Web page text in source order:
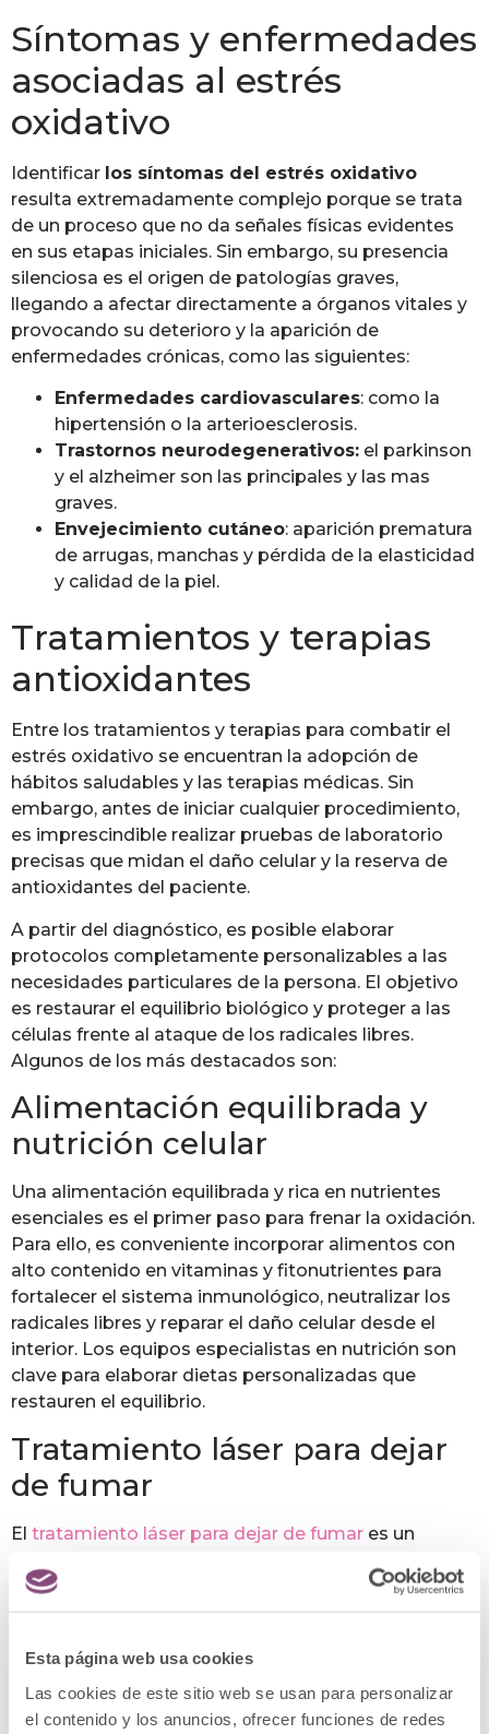
Esta página web usa cookies
Las cookies de este sitio web se usan para personalizar
el contenido y los anuncios, ofrecer funciones de redes
Síntomas y enfermedades
asociadas al estrés
oxidativo
Identificar los síntomas del estrés oxidativo
resulta extremadamente complejo porque se trata
de un proceso que no da señales físicas evidentes
en sus etapas iniciales. Sin embargo, su presencia
silenciosa es el origen de patologías graves,
llegando a afectar directamente a órganos vitales y
provocando su deterioro y la aparición de
enfermedades crónicas, como las siguientes:
Enfermedades cardiovasculares: como la
hipertensión o la arterioesclerosis.
Trastornos neurodegenerativos: el parkinson
y el alzheimer son las principales y las mas
graves.
Envejecimiento cutáneo: aparición prematura
de arrugas, manchas y pérdida de la elasticidad
y calidad de la piel.
Tratamientos y terapias
antioxidantes
Entre los tratamientos y terapias para combatir el
estrés oxidativo se encuentran la adopción de
hábitos saludables y las terapias médicas. Sin
embargo, antes de iniciar cualquier procedimiento,
es imprescindible realizar pruebas de laboratorio
precisas que midan el daño celular y la reserva de
antioxidantes del paciente.
A partir del diagnóstico, es posible elaborar
protocolos completamente personalizables a las
necesidades particulares de la persona. El objetivo
es restaurar el equilibrio biológico y proteger a las
células frente al ataque de los radicales libres.
Algunos de los más destacados son:
Alimentación equilibrada y
nutrición celular
Una alimentación equilibrada y rica en nutrientes
esenciales es el primer paso para frenar la oxidación.
Para ello, es conveniente incorporar alimentos con
alto contenido en vitaminas y fitonutrientes para
fortalecer el sistema inmunológico, neutralizar los
radicales libres y reparar el daño celular desde el
interior. Los equipos especialistas en nutrición son
clave para elaborar dietas personalizadas que
restauren el equilibrio.
Tratamiento láser para dejar
de fumar
El tratamiento láser para dejar de fumar es un
síndrome de abstinencia y la ansiedad que se
genera habitualmente el proceso, lo que permite al
y frenar, así, el envejecimiento prematuro.
Ozonoterapia